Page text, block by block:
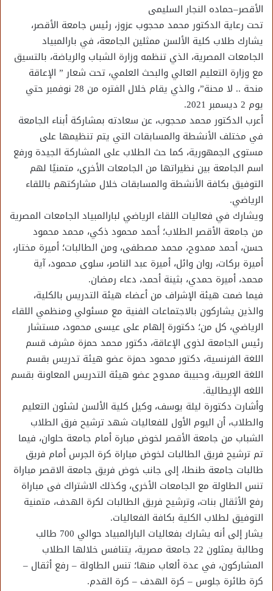
الأقصر–حماده النجار السليمى
تحت رعاية الدكتور محمد محجوب عزوز، رئيس جامعة الأقصر،
يشارك طلاب كلية الألسن ممثلين الجامعة، في بارالمبياد
الجامعات المصرية، الذي تنظمه وزارة الشباب والرياضة، بالتسيق
مع وزارة التعليم العالي والبحث العلمي، تحت شعار ” الإعاقة
منحة .. لا محنة”، والذي يقام خلال الفتره من 28 نوفمبر حتي
يوم 2 ديسمبر 2021.
أعرب الدكتور محمد محجوب، عن سعادته بمشاركة أبناء الجامعة
في مختلف الأنشطة والمسابقات التي يتم تنظيمها على
مستوى الجمهورية، كما حث الطلاب على المشاركة الجيدة ورفع
اسم الجامعة بين نظيراتها من الجامعات الأخرى، متمنيًا لهم
التوفيق بكافة الأنشطة والمسابقات خلال مشاركتهم باللقاء
الرياضي.
ويشارك في فعاليات اللقاء الرياضي لبارالمبياد الجامعات المصرية
من جامعة الأقصر الطلاب؛ أحمد محمود ذكي، محمد محمود
حسن، أحمد ممدوح، محمد مصطفى، ومن الطالبات؛ أميرة مختار،
أميرة بركات، روان وائل، أميرة عبد الناصر، سلوى محمود، آية
محمد، أميرة حمدي، بثينة أحمد، دعاء رمضان.
فيما ضمت هيئة الإشراف من أعضاء هيئة التدريس بالكلية،
والذين يشاركون بالاجتماعات الفنية مع مسئولي ومنظمي اللقاء
الرياضي، كل من؛ دكتورة إلهام على عيسى محمود، مستشار
رئيس الجامعة لذوى الإعاقة، دكتور محمد حمزة مشرف قسم
اللغة الفرنسية، دكتور محمود حمزة عضو هيئة تدريس بقسم
اللغة العربية، وحبيبة ممدوح عضو هيئة التدريس المعاونة بقسم
اللغه الإيطالية.
وأشارت دكتورة ليلة يوسف، وكيل كلية الألسن لشئون التعليم
والطلاب، أن اليوم الأول للفعاليات شهد ترشيح فرق الطلاب
الشباب من جامعة الأقصر لخوض مبارة أمام جامعة حلوان، فيما
تم ترشيح فريق الطالبات لخوض مباراة كرة الجرس أمام فريق
طالبات جامعة طنطا، إلى جانب خوض فريق جامعة الاقصر مباراة
تنس الطاولة مع الجامعات الأخرى، وكذلك الاشتراك فى مباراة
رفع الأثقال بنات، وترشيح فريق الطالبات لكرة الهدف، متمنية
التوفيق لطلاب الكلية بكافة الفعاليات.
يشار إلى أنه يشارك بفعاليات البارالمبياد حوالي 700 طالب
وطالبة يمثلون 22 جامعة مصرية، يتنافس خلالها الطلاب
المشاركون، في عدة ألعاب منها؛ تنس الطاولة – رفع أثقال –
كرة طائرة جلوس – كرة الهدف – كرة القدم.